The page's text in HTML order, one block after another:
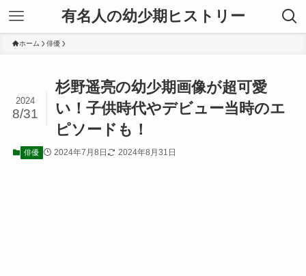
有名人の幼少期ヒストリー
ホーム 俳優
杉野遥亮の幼少期画像が超可愛
い！子供時代やデビュー当時のエ
ピソードも！
2024
8/31
俳優 2024年7月8日 2024年8月31日